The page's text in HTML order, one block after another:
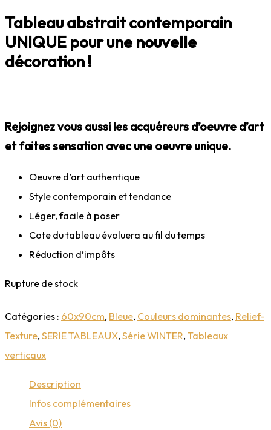
Tableau abstrait contemporain
UNIQUE pour une nouvelle
décoration !
Rejoignez vous aussi les acquéreurs d’oeuvre d’art
et faites sensation avec une oeuvre unique.
Oeuvre d’art authentique
Style contemporain et tendance
Léger, facile à poser
Cote du tableau évoluera au fil du temps
Réduction d’impôts
Rupture de stock
Catégories : 60x90cm, Bleue, Couleurs dominantes, Relief-
Texture, SERIE TABLEAUX, Série WINTER, Tableaux
verticaux
Description
Infos complémentaires
Avis (0)